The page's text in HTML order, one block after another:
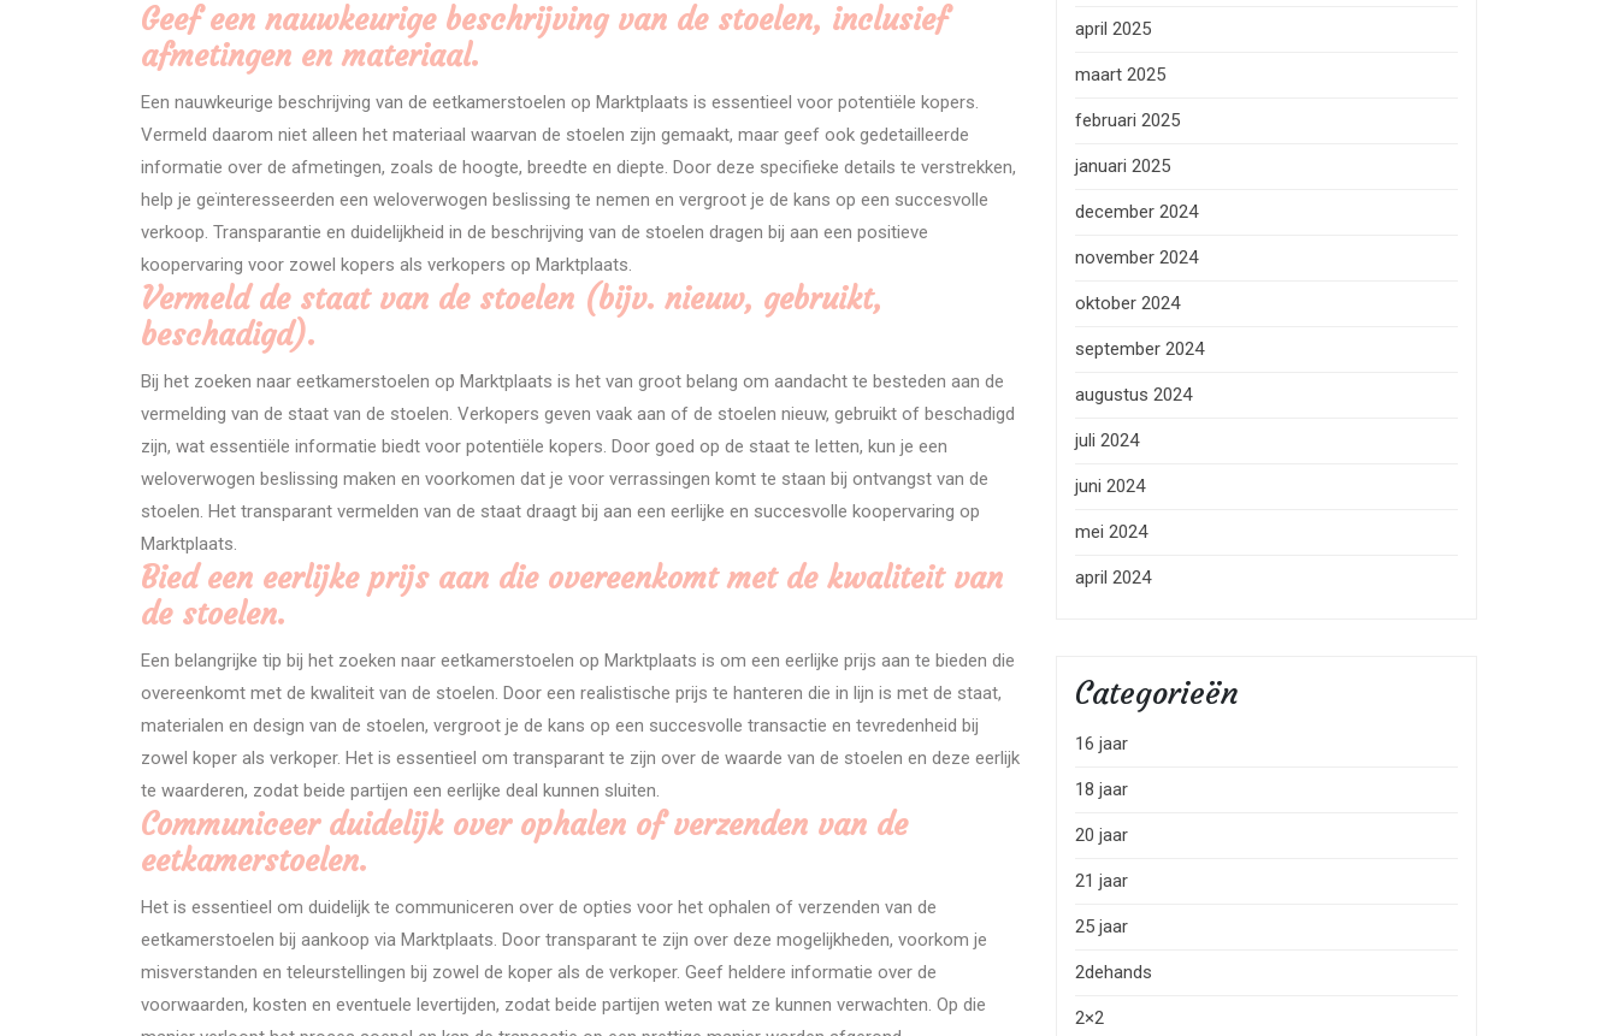
Geef een nauwkeurige beschrijving van de stoelen, inclusief
afmetingen en materiaal.
Een nauwkeurige beschrijving van de eetkamerstoelen op Marktplaats is essentieel voor potentiële kopers.
Vermeld daarom niet alleen het materiaal waarvan de stoelen zijn gemaakt, maar geef ook gedetailleerde
informatie over de afmetingen, zoals de hoogte, breedte en diepte. Door deze specifieke details te verstrekken,
help je geïnteresseerden een weloverwogen beslissing te nemen en vergroot je de kans op een succesvolle
verkoop. Transparantie en duidelijkheid in de beschrijving van de stoelen dragen bij aan een positieve
koopervaring voor zowel kopers als verkopers op Marktplaats.
Vermeld de staat van de stoelen (bijv. nieuw, gebruikt,
beschadigd).
Bij het zoeken naar eetkamerstoelen op Marktplaats is het van groot belang om aandacht te besteden aan de
vermelding van de staat van de stoelen. Verkopers geven vaak aan of de stoelen nieuw, gebruikt of beschadigd
zijn, wat essentiële informatie biedt voor potentiële kopers. Door goed op de staat te letten, kun je een
weloverwogen beslissing maken en voorkomen dat je voor verrassingen komt te staan bij ontvangst van de
stoelen. Het transparant vermelden van de staat draagt bij aan een eerlijke en succesvolle koopervaring op
Marktplaats.
Bied een eerlijke prijs aan die overeenkomt met de kwaliteit van
de stoelen.
Een belangrijke tip bij het zoeken naar eetkamerstoelen op Marktplaats is om een eerlijke prijs aan te bieden die
overeenkomt met de kwaliteit van de stoelen. Door een realistische prijs te hanteren die in lijn is met de staat,
materialen en design van de stoelen, vergroot je de kans op een succesvolle transactie en tevredenheid bij
zowel koper als verkoper. Het is essentieel om transparant te zijn over de waarde van de stoelen en deze eerlijk
te waarderen, zodat beide partijen een eerlijke deal kunnen sluiten.
Communiceer duidelijk over ophalen of verzenden van de
eetkamerstoelen.
Het is essentieel om duidelijk te communiceren over de opties voor het ophalen of verzenden van de
eetkamerstoelen bij aankoop via Marktplaats. Door transparant te zijn over deze mogelijkheden, voorkom je
misverstanden en teleurstellingen bij zowel de koper als de verkoper. Geef heldere informatie over de
voorwaarden, kosten en eventuele levertijden, zodat beide partijen weten wat ze kunnen verwachten. Op die
april 2025
maart 2025
februari 2025
januari 2025
december 2024
november 2024
oktober 2024
september 2024
augustus 2024
juli 2024
juni 2024
mei 2024
april 2024
Categorieën
16 jaar
18 jaar
20 jaar
21 jaar
25 jaar
2dehands
2×2